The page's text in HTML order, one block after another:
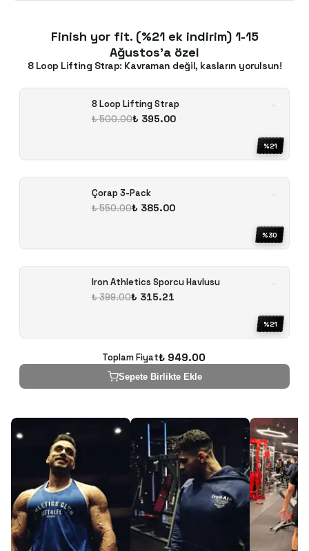
Finish yor fit. (%21 ek indirim) 1-15
Ağustos'a özel
8 Loop Lifting Strap: Kavraman değil, kasların yorulsun!
8 Loop Lifting Strap
₺ 500.00₺ 395.00
%21
Çorap 3-Pack
₺ 550.00₺ 385.00
%30
Iron Athletics Sporcu Havlusu
₺ 399.00₺ 315.21
%21
Toplam Fiyat₺ 949.00
Sepete Birlikte Ekle